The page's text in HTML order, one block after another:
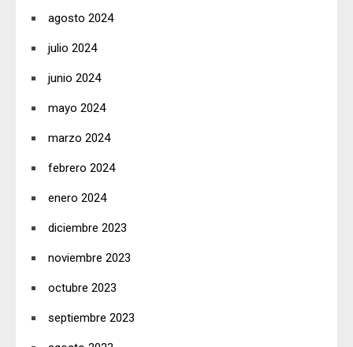
agosto 2024
julio 2024
junio 2024
mayo 2024
marzo 2024
febrero 2024
enero 2024
diciembre 2023
noviembre 2023
octubre 2023
septiembre 2023